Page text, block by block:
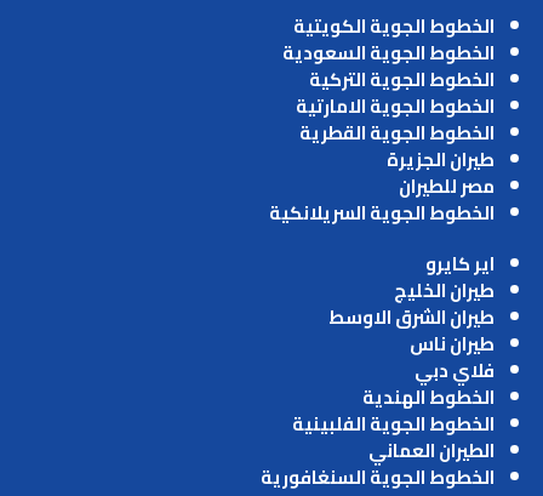
الخطوط الجوية الكويتية
الخطوط الجوية السعودية
الخطوط الجوية التركية
الخطوط الجوية الامارتية
الخطوط الجوية القطرية
طيران الجزيرة
مصر للطيران
الخطوط الجوية السريلانكية
اير كايرو
طيران الخليج
طيران الشرق الاوسط
طيران ناس
فلاي دبي
الخطوط الهندية
الخطوط الجوية الفلبينية
الطيران العماني
الخطوط الجوية السنغافورية